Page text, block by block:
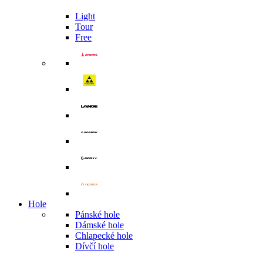
Light
Tour
Free
Hole
Pánské hole
Dámské hole
Chlapecké hole
Dívčí hole